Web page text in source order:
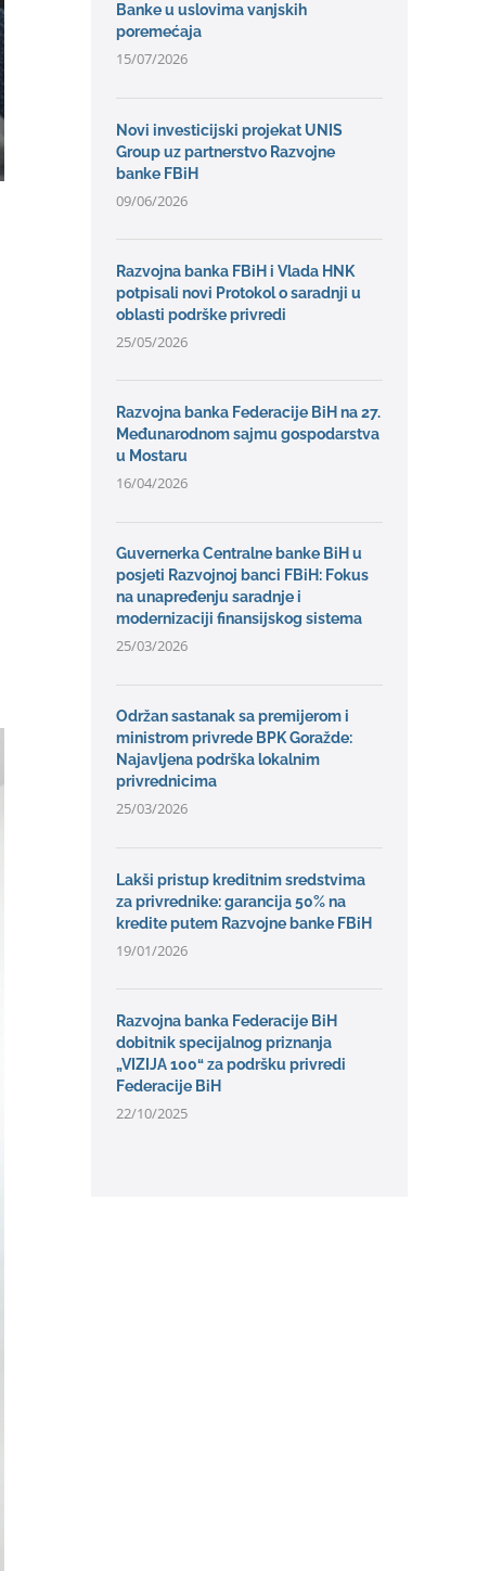
Banke u uslovima vanjskih
poremećaja
15/07/2026
Novi investicijski projekat UNIS
Group uz partnerstvo Razvojne
banke FBiH
09/06/2026
Razvojna banka FBiH i Vlada HNK
potpisali novi Protokol o saradnji u
oblasti podrške privredi
25/05/2026
Razvojna banka Federacije BiH na 27.
Međunarodnom sajmu gospodarstva
u Mostaru
16/04/2026
Guvernerka Centralne banke BiH u
posjeti Razvojnoj banci FBiH: Fokus
na unapređenju saradnje i
modernizaciji finansijskog sistema
25/03/2026
Održan sastanak sa premijerom i
ministrom privrede BPK Goražde:
Najavljena podrška lokalnim
privrednicima
25/03/2026
Lakši pristup kreditnim sredstvima
za privrednike: garancija 50% na
kredite putem Razvojne banke FBiH
19/01/2026
Razvojna banka Federacije BiH
dobitnik specijalnog priznanja
„VIZIJA 100“ za podršku privredi
Federacije BiH
22/10/2025